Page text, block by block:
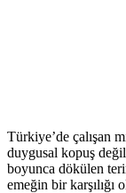
Türkiye’de çalışan
duygusal kopuş
boyunca dökülen
emeğin bir karşılığı